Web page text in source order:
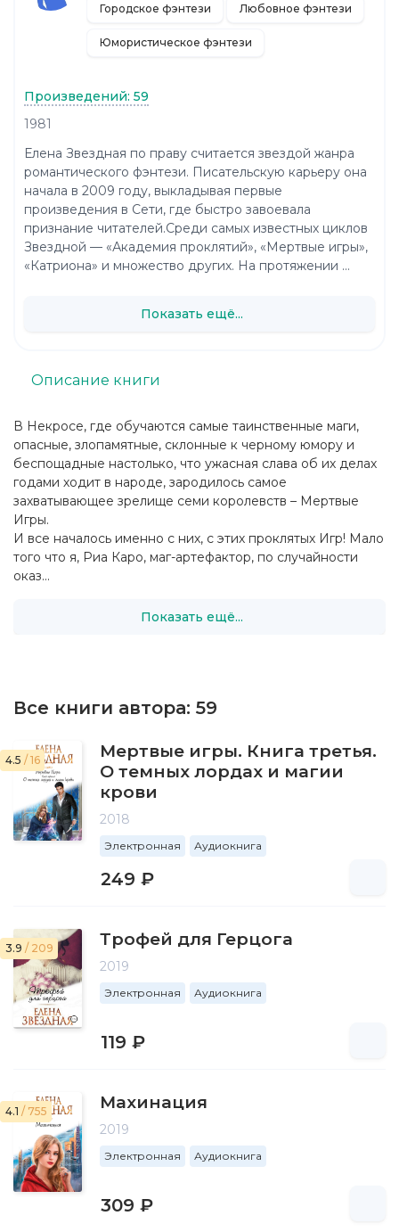
В Некросе, где обучаются самые таинственные маги,
опасные, злопамятные, склонные к черному юмору и
беспощадные настолько, что ужасная слава об их делах
годами ходит в народе, зародилось самое
захватывающее зрелище семи королевств – Мертвые
Игры.
И все началось именно с них, с этих проклятых Игр! Мало
того что я, Риа Каро, маг-артефактор, по случайности
оказ...
Показать ещё...
Описание книги
Все книги автора: 59
4.5 / 16
Мертвые игры. Книга третья.
О темных лордах и магии
крови
2018
Электронная Аудиокнига
249 ₽
3.9 / 209 Трофей для Герцога
2019
Электронная Аудиокнига
119 ₽
4.1 / 755 Махинация
2019
Электронная Аудиокнига
309 ₽
Городское фэнтези Любовное фэнтези
Юмористическое фэнтези
Произведений: 59
1981
Елена Звездная по праву считается звездой жанра
романтического фэнтези. Писательскую карьеру она
начала в 2009 году, выкладывая первые
произведения в Сети, где быстро завоевала
признание читателей.Среди самых известных циклов
Звездной — «Академия проклятий», «Мертвые игры»,
«Катриона» и множество других. На протяжении ...
Показать ещё...